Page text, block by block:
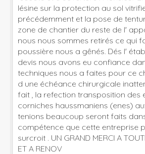
lésine sur la protection au sol
précédemment et la pose de
zone de chantier du reste de l'
nous nous sommes retirés ce qui
poussière nous a gênés. Dés l'
devis nous avons eu confiance
techniques nous a faites pour ce
d une échéance chirurgicale
fait , la refection transposition des
corniches haussmaniens (enes)
tenions beaucoup seront faits
compétence que cette entreprise
surcroit . UN GRAND MERCI A
ET A RENOV